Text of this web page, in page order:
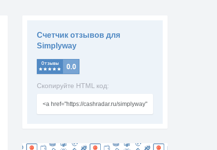
Счетчик отзывов для
Simplyway
Скопируйте HTML код: